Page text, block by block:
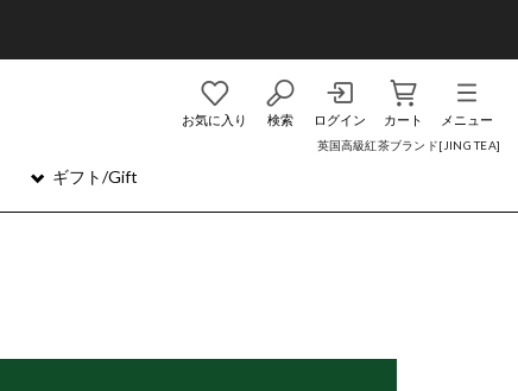
英国高級紅茶ブランド[JING TEA]
お気に入り 検索 ログイン カート メニュー
ギフト/Gift